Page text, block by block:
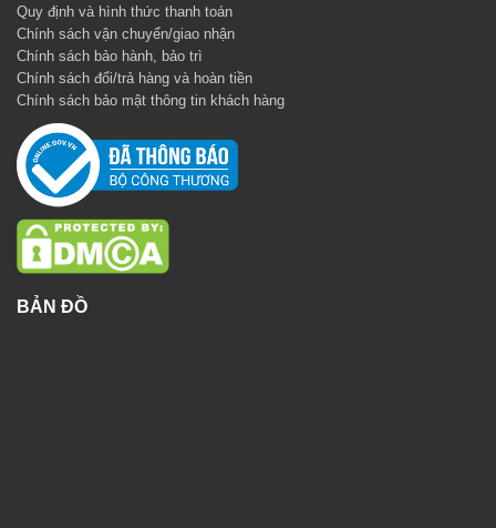
Quy định và hình thức thanh toán
Chính sách vận chuyển/giao nhận
Chính sách bảo hành, bảo trì
Chính sách đổi/trả hàng và hoàn tiền
Chính sách bảo mật thông tin khách hàng
BẢN ĐỒ